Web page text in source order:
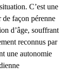
C’est une
façon pérenne
d’âge, souffrant
reconnus par
une autonomie